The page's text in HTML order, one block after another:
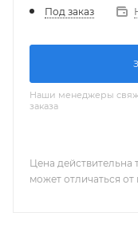
Под заказ
Наши менеджеры
заказа
Цена действительна
может отличаться